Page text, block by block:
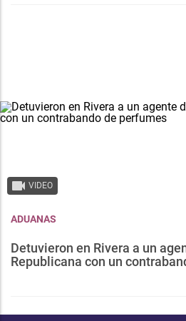
VIDEO
ADUANAS
Detuvieron en Rivera a un
Republicana con un